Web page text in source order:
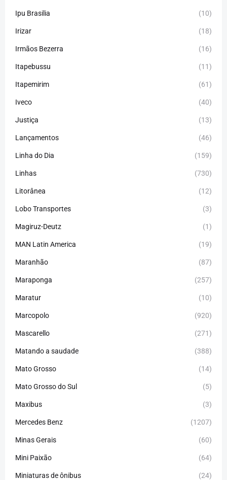
Ipu Brasilia (10)
Irizar (18)
Irmãos Bezerra (16)
Itapebussu (11)
Itapemirim (61)
Iveco (40)
Justiça (13)
Lançamentos (46)
Linha do Dia (159)
Linhas (730)
Litorânea (12)
Lobo Transportes (3)
Magiruz-Deutz (1)
MAN Latin America (19)
Maranhão (87)
Maraponga (257)
Maratur (10)
Marcopolo (920)
Mascarello (271)
Matando a saudade (388)
Mato Grosso (14)
Mato Grosso do Sul (5)
Maxibus (3)
Mercedes Benz (1207)
Minas Gerais (60)
Mini Paixão (64)
Miniaturas de ônibus (24)